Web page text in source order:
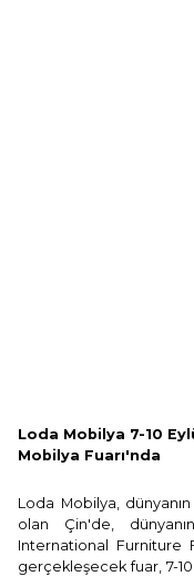
Loda Mobilya 7-10
Mobilya Fuarı'nda
Loda Mobilya,
olan Çin'de,
International Furniture
gerçekleşecek fuar, 7-